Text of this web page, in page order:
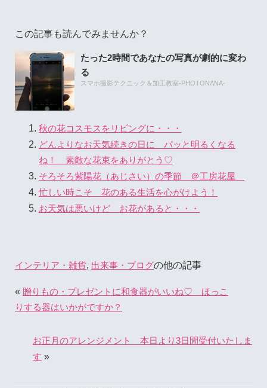
この記事も読んでみませんか？
たった2時間であなたの写真が劇的に変わ
る
スマホ撮影テクニック＆加工教室-PHOTONANA-
秋の花コスモスをリビングに・・・
どんよりなお天気続きの日に パッと明るくなる
ね！ 素敵な花束をありがとう♡
そろそろ紫陽花（あじさい）の季節 ＠工房花屋
忙しい時こそ 花のある生活を心がけよう！
お天気は悪いけど お花があると・・・
インテリア・雑貨, 出来事・ブログの他の記事
« 贈りもの・プレゼントに和食器がいいね♡ ほっこ
りする器はいかがですか？
お正月のアレンジメント 本日より3日間受付いたしま
す »